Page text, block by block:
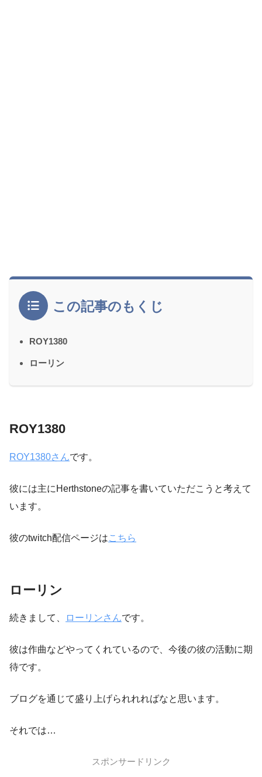
この記事のもくじ
ROY1380
ローリン
ROY1380
ROY1380さんです。
彼には主にHerthstoneの記事を書いていただこうと考えて
います。
彼のtwitch配信ページはこちら
ローリン
続きまして、 ローリンさんです。
彼は作曲などやってくれているので、今後の彼の活動に期
待です。
ブログを通じて盛り上げられれればなと思います。
それでは…
スポンサードリンク